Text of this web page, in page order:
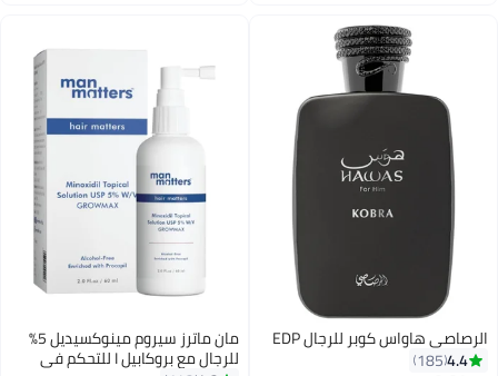
الرصاصي هاواس كوبر للرجال EDP
4.4
185#15 في عطر
مان ماترز سيروم مينوكسيديل 5%
للرجال مع بروكابيل I للتحكم في